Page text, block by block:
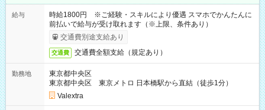
給与
時給1800円 ※ご経験・スキルにより優遇 スマホでかんたんに
前払いで給与が受け取れます（※上限、条件あり）
交通費別途支給あり
交通費 交通費全額支給（規定あり）
勤務地
東京都中央区
東京都中央区 東京メトロ 日本橋駅から直結（徒歩1分）
Valextra